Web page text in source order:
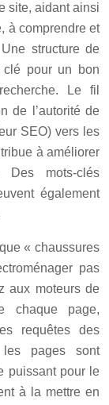
site, aidant ainsi
à comprendre et
structure de
pour un bon
Le fil
de l’autorité de
SEO) vers les
à améliorer
Des mots-clés
également
« chaussures
pas
aux moteurs de
chaque page,
requêtes des
pages sont
puissant pour le
à la mettre en